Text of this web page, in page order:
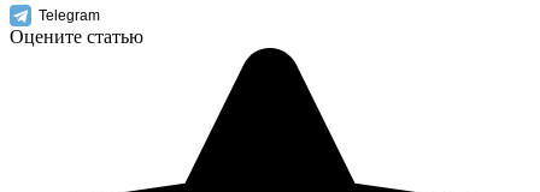
Telegram
Оцените статью